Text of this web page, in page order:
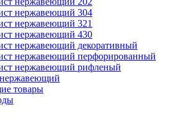
нержавеющий 304
нержавеющий 321
нержавеющий 430
нержавеющий декоративный
нержавеющий перфорированный
нержавеющий рифленый
товары